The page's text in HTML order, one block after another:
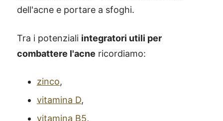
dell'acne e portare a sfoghi.
Tra i potenziali integratori utili per
combattere l'acne ricordiamo:
zinco,
vitamina D,
vitamina B5,